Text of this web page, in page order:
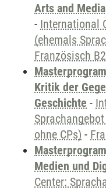
Arts and
- International
(ehemals
Französisch
Kritik der
Geschichte -
ohne CPs) -
Medien und
Center: